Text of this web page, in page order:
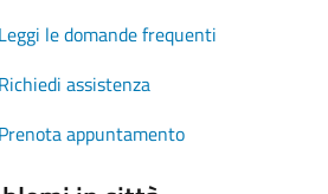
le domande frequenti
assistenza
appuntamento